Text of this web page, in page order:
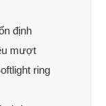
08/04/2026
08/04/2026
định
mượt
ring